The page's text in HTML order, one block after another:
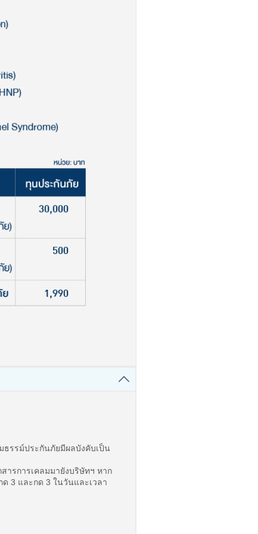
ธรรม์ประกันภัยมีผลบังคับเป็น
ารการเคลมมายังบริษัทฯ หาก
3 และกด 3 ในวันและเวลา